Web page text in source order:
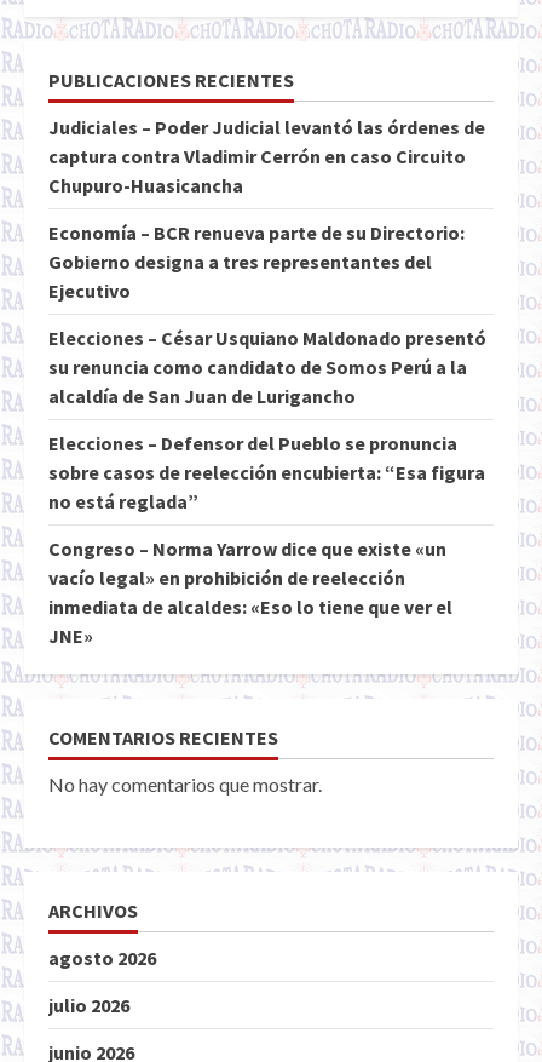
PUBLICACIONES RECIENTES
Judiciales – Poder Judicial levantó las órdenes de
captura contra Vladimir Cerrón en caso Circuito
Chupuro-Huasicancha
Economía – BCR renueva parte de su Directorio:
Gobierno designa a tres representantes del
Ejecutivo
Elecciones – César Usquiano Maldonado presentó
su renuncia como candidato de Somos Perú a la
alcaldía de San Juan de Lurigancho
Elecciones – Defensor del Pueblo se pronuncia
sobre casos de reelección encubierta: “Esa figura
no está reglada”
Congreso – Norma Yarrow dice que existe «un
vacío legal» en prohibición de reelección
inmediata de alcaldes: «Eso lo tiene que ver el
JNE»
COMENTARIOS RECIENTES
No hay comentarios que mostrar.
ARCHIVOS
agosto 2026
julio 2026
junio 2026